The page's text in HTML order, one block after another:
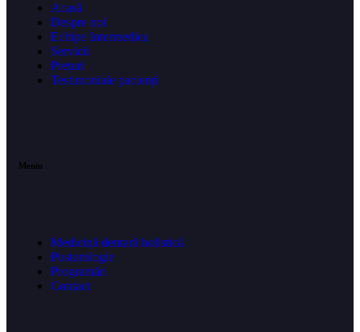
Acasă
Despre noi
Echipe Intermedica
Servicii
Prețuri
Testimoniale pacienți
Meniu
Medicină dentară holistică
Posturologie
Programări
Contact